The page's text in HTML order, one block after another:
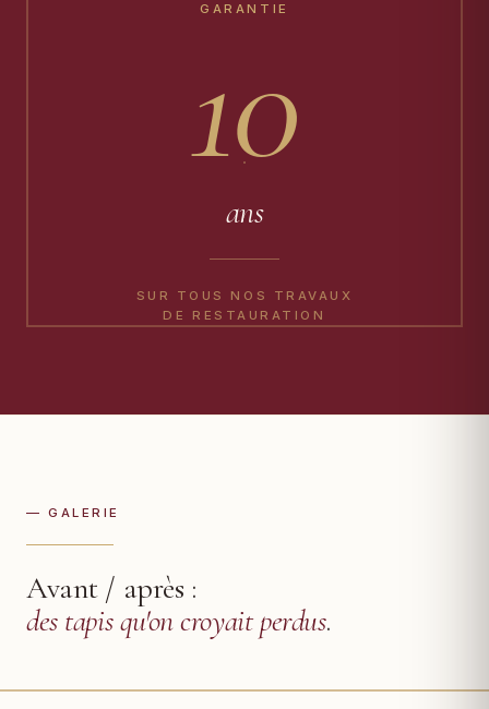
GARANTIE
10
ans
SUR TOUS NOS TRAVAUX
DE RESTAURATION
— GALERIE
Avant / après :
des tapis qu'on croyait perdus.